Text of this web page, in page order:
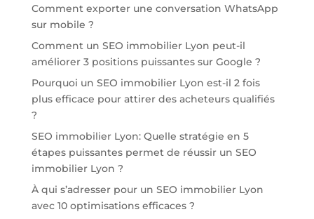
Comment exporter une conversation WhatsApp
sur mobile ?
Comment un SEO immobilier Lyon peut-il
améliorer 3 positions puissantes sur Google ?
Pourquoi un SEO immobilier Lyon est-il 2 fois
plus efficace pour attirer des acheteurs qualifiés
?
SEO immobilier Lyon: Quelle stratégie en 5
étapes puissantes permet de réussir un SEO
immobilier Lyon ?
À qui s’adresser pour un SEO immobilier Lyon
avec 10 optimisations efficaces ?